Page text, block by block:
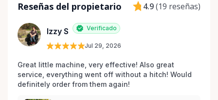
Reseñas del propietario 4.9(19 reseñas)
Izzy S Verificado
Jul 29, 2026
Great little machine, very effective! Also great
service, everything went off without a hitch! Would
definitely order from them again!